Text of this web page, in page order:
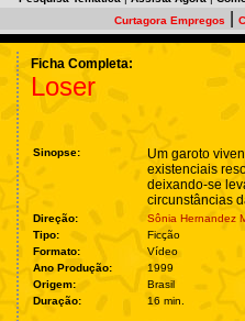
Curtagora Empregos
Ficha Completa:
Loser
Sinopse:
Um garoto
existenciais
deixando-se
circunstâncias
Direção:
Sônia Hernandez
Tipo:
Ficção
Formato:
Vídeo
Ano Produção:
1999
Origem:
Brasil
Duração:
16 min.